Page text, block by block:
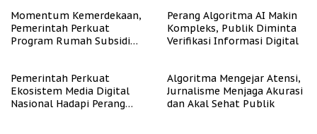
Momentum Kemerdekaan,
Pemerintah Perkuat
Program Rumah Subsidi
Perang Algoritma AI Makin
Kompleks, Publik Diminta
Verifikasi Informasi Digital
Pemerintah Perkuat
Ekosistem Media Digital
Nasional Hadapi Perang
Algoritma Mengejar Atensi,
Jurnalisme Menjaga Akurasi
dan Akal Sehat Publik